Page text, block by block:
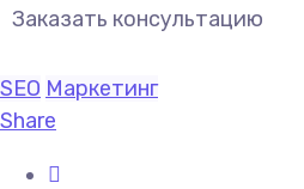
Заказать консультацию
SEO Маркетинг
Share